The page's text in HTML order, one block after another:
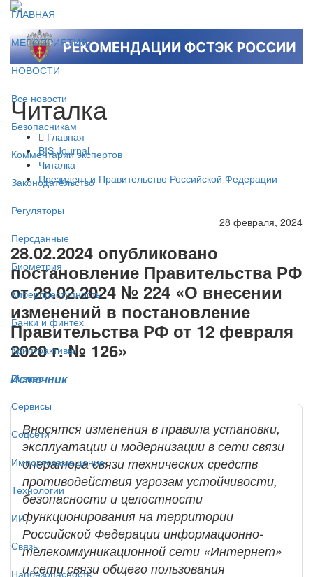
ГЛАВНАЯ
МЕРОПРИЯТИЯ
НОВОСТИ
Все новости
Безопасникам
Комментарии экспертов
Законодательство
Регуляторы
Персданные
Биометрия
Киберпреступность
Банки и финтех
Криптоактивы
Бизнес
Сервисы
Соцсети
Импортозамещение
Технологии
ИИ
Связь
Нацбезопасность
Читалка
Главная
BIS Journal
Читалка
Президент и Правительство Российской Федерации
28 февраля, 2024
28.02.2024 опубликовано
постановление Правительства РФ
от 28.02.2024 № 224 «О внесении
изменений в постановление
Правительства РФ от 12 февраля
2020 г. № 126»
Источник
Вносятся изменения в правила установки,
эксплуатации и модернизации в сети связи
оператора связи технических средств
противодействия угрозам устойчивости,
безопасности и целостности
функционирования на территории
Российской Федерации информационно-
телекоммуникационной сети «Интернет»
и сети связи общего пользования